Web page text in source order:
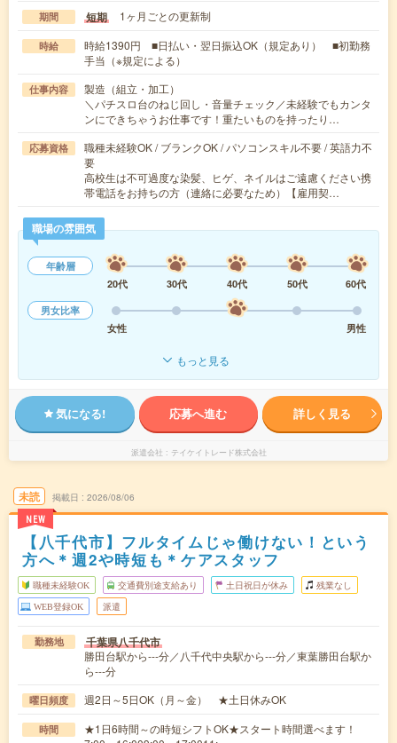
期間 短期 1ヶ月ごとの更新制
時給
時給1390円 ■日払い・翌日振込OK（規定あり） ■初勤務
手当（※規定による）
仕事内容
製造（組立・加工）
＼パチスロ台のねじ回し・音量チェック／未経験でもカンタ
ンにできちゃうお仕事です！重たいものを持ったり…
応募資格
職種未経験OK / ブランクOK / パソコンスキル不要 / 英語力不
要
高校生は不可過度な染髪、ヒゲ、ネイルはご遠慮ください携
帯電話をお持ちの方（連絡に必要なため）【雇用契…
職場の雰囲気
年齢層
20代
30代 40代 50代
60代
男女比率
女性
男性
もっと見る
気になる! 応募へ進む 詳しく見る
派遣会社 テイケイトレード株式会社
未読
NEW
掲載日 2026/08/06
【八千代市】フルタイムじゃ働けない！という
方へ＊週2や時短も＊ケアスタッフ
職種未経験OK 交通費別途支給あり 土日祝日が休み 残業なし
WEB登録OK 派遣
勤務地 千葉県八千代市
勝田台駅から---分／八千代中央駅から---分／東葉勝田台駅か
ら---分
曜日頻度 週2日～5日OK（月～金） ★土日休みOK
時間
★1日6時間～の時短シフトOK★スタート時間選べます！